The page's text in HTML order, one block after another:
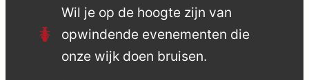
Wil je op de hoogte zijn van
opwindende evenementen die
onze wijk doen bruisen.